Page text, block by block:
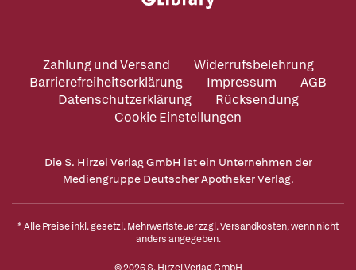
Zahlung und Versand
Widerrufsbelehrung
Barrierefreiheitserklärung
Impressum
AGB
Datenschutzerklärung
Rücksendung
Cookie Einstellungen
Die S. Hirzel Verlag GmbH ist ein Unternehmen der
Mediengruppe Deutscher Apotheker Verlag.
* Alle Preise inkl. gesetzl. Mehrwertsteuer zzgl.Versandkosten, wenn nicht
anders angegeben.